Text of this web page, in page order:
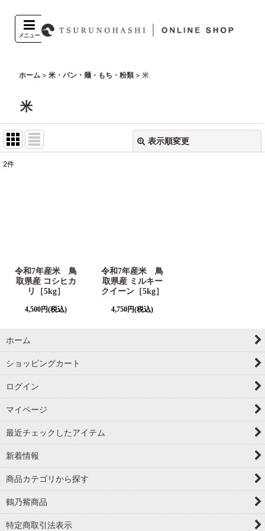
メニュー
ホーム > 米・パン・麺・もち・粉類 > 米
米
表示順変更
2件
令和7年産米 鳥
取県産 コシヒカ
リ［5kg］
4,500円(税込)
令和7年産米 鳥
取県産 ミルキー
クイーン［5kg］
4,750円(税込)
ホーム
ショッピングカート
ログイン
マイページ
最近チェックしたアイテム
新着情報
商品カテゴリから探す
鶴乃觜商品
特定商取引法表示